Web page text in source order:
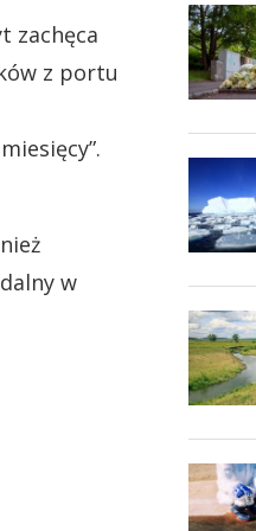
zachęca
z portu
w